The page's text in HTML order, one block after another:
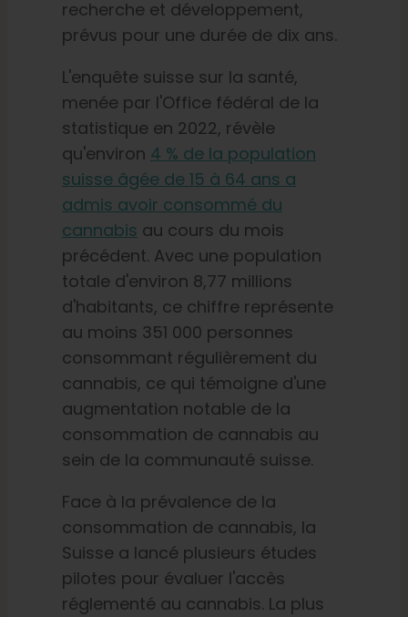
recherche et développement,
prévus pour une durée de dix ans.
L'enquête suisse sur la santé,
menée par l'Office fédéral de la
statistique en 2022, révèle
qu'environ 4 % de la population
suisse âgée de 15 à 64 ans a
admis avoir consommé du
cannabis au cours du mois
précédent. Avec une population
totale d'environ 8,77 millions
d'habitants, ce chiffre représente
au moins 351 000 personnes
consommant régulièrement du
cannabis, ce qui témoigne d'une
augmentation notable de la
consommation de cannabis au
sein de la communauté suisse.
Face à la prévalence de la
consommation de cannabis, la
Suisse a lancé plusieurs études
pilotes pour évaluer l'accès
réglementé au cannabis. La plus